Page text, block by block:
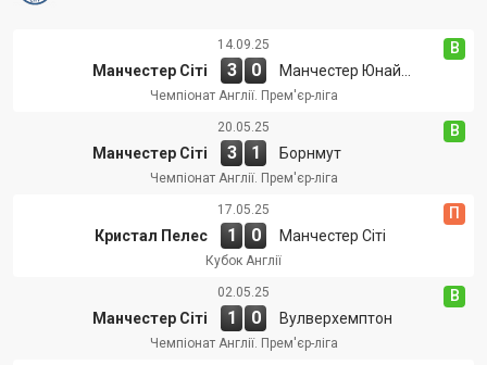
В
14.09.25
Манчестер Сіті 3 0
Чемпіонат Англії. Прем'єр-ліга
В
20.05.25
Манчестер Сіті 3 1 Борнмут
Чемпіонат Англії. Прем'єр-ліга
П
17.05.25
Кристал Пелес 1 0 Манчестер Сіті
Кубок Англії
В
02.05.25
Манчестер Сіті 1 0 Вулверхемптон
Чемпіонат Англії. Прем'єр-ліга